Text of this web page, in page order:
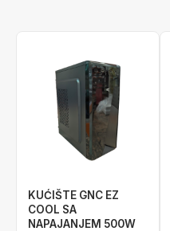
KUĆIŠTE GNC EZ
COOL SA
NAPAJANJEM 500W